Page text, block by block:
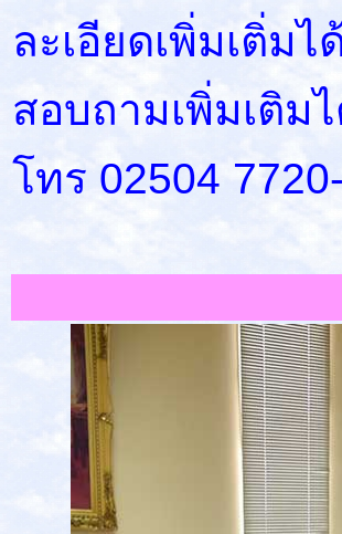
ละเอียดเพิ่มเติ่มไ
สอบถามเพิ่มเติม
โทร 02504